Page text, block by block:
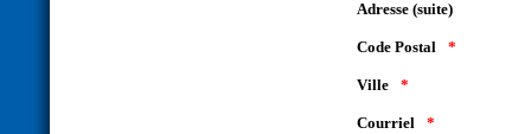
Adresse (suite)
Code Postal
Ville
Courriel